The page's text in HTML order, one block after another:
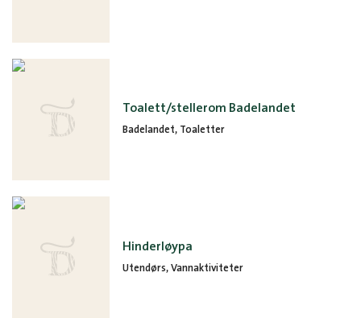
Toalett/stellerom Badelandet
Badelandet, Toaletter
Hinderløypa
Utendørs, Vannaktiviteter